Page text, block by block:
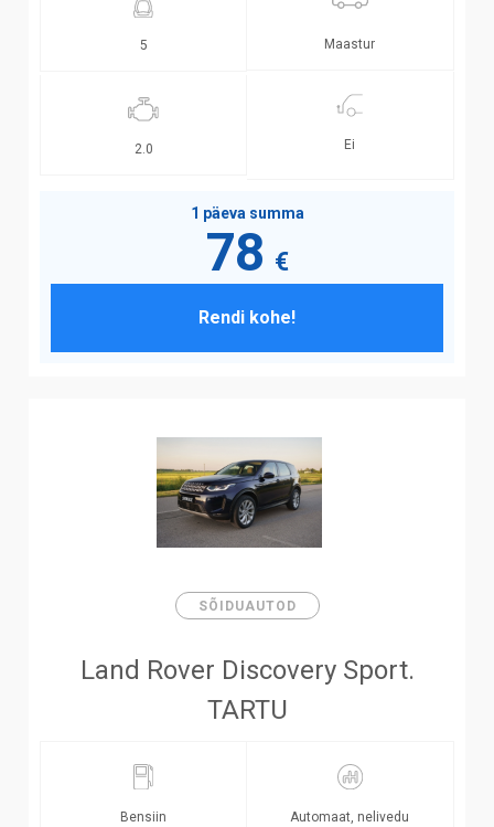
5 Maastur
2.0 Ei
1 päeva summa
78 €
Rendi kohe!
SÕIDUAUTOD
Land Rover Discovery Sport.
TARTU
Bensiin Automaat, nelivedu